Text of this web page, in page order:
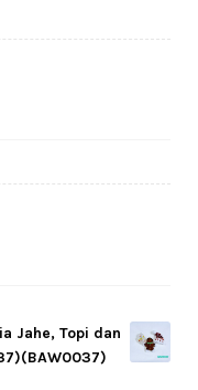
Jahe, Topi dan